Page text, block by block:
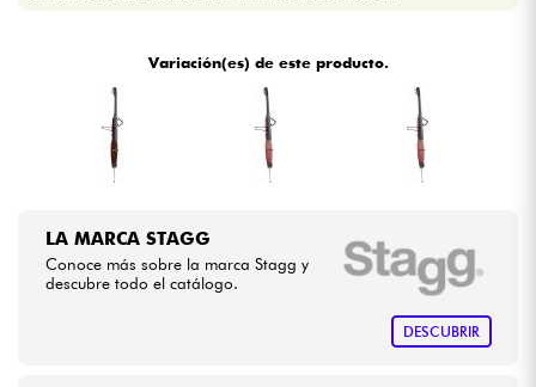
Variación(es) de este producto.
LA MARCA STAGG
Conoce más sobre la marca Stagg y
descubre todo el catálogo.
DESCUBRIR